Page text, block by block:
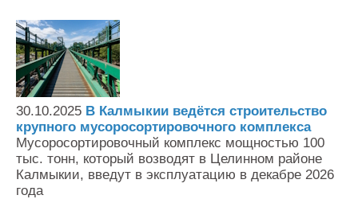
Мировые новости
О нас
Контакты
Оставить заявку
30.10.2025 В Калмыкии ведётся строительство
крупного мусоросортировочного комплекса
Мусоросортировочный комплекс мощностью 100
тыс. тонн, который возводят в Целинном районе
Калмыкии, введут в эксплуатацию в декабре 2026
года